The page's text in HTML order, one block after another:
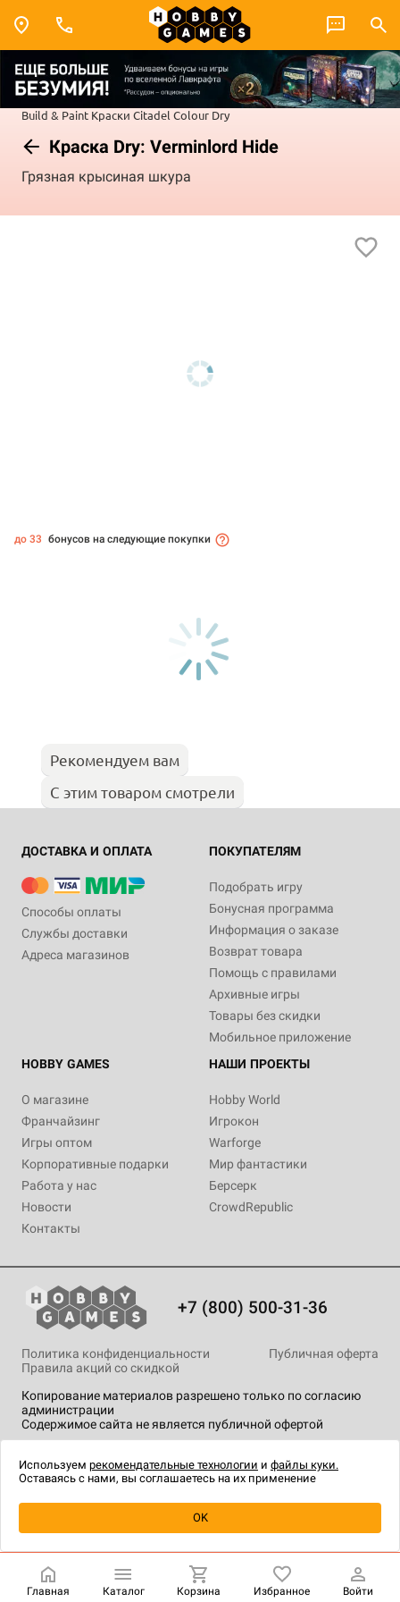
Build & Paint Краски Citadel Colour Dry
Краска Dry: Verminlord Hide
Грязная крысиная шкура
Уведомить о наличии
до 33 бонусов на следующие покупки
Рекомендуем вам
С этим товаром смотрели
ДОСТАВКА И ОПЛАТА
Способы оплаты
Службы доставки
Адреса магазинов
ПОКУПАТЕЛЯМ
Подобрать игру
Бонусная программа
Информация о заказе
Возврат товара
Помощь с правилами
Архивные игры
Товары без скидки
Мобильное приложение
HOBBY GAMES
О магазине
Франчайзинг
Игры оптом
Корпоративные подарки
Работа у нас
Новости
Контакты
НАШИ ПРОЕКТЫ
Hobby World
Игрокон
Warforge
Мир фантастики
Берсерк
CrowdRepublic
+7 (800) 500-31-36
Копирование материалов разрешено только по согласию
администрации
Содержимое сайта не является публичной офертой
Политика конфиденциальности
Публичная оферта
Правила акций со скидкой
технологии.
Главная Каталог Корзина Избранное Войти
Используем рекомендательные технологии и файлы куки.
Оставаясь с нами, вы соглашаетесь на их применение
OK